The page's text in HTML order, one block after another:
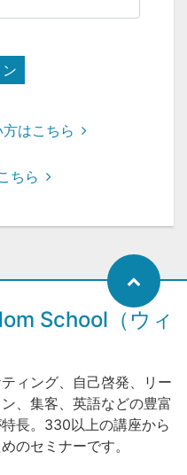
はこちら
ちら
School（ウィ
ィング、自己啓発、リー
、集客、英語などの豊富
長。330以上の講座から
のセミナーです。